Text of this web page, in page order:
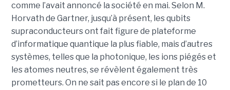
comme l’avait annoncé la société en mai. Selon M.
Horvath de Gartner, jusqu’à présent, les qubits
supraconducteurs ont fait figure de plateforme
d’informatique quantique la plus fiable, mais d’autres
systèmes, telles que la photonique, les ions piégés et
les atomes neutres, se révèlent également très
prometteurs. On ne sait pas encore si le plan de 10